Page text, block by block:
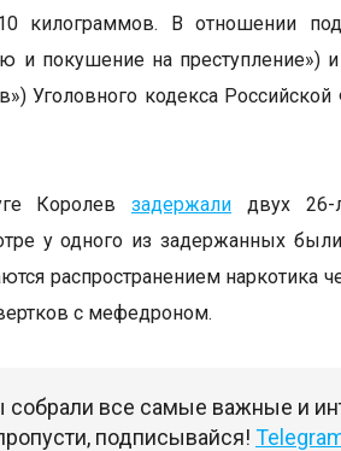
килограммов. В отношении
и покушение на преступление»)
Уголовного кодекса
Королев задержали двух 26-
у одного из задержанных
распространением наркотика
с мефедроном.
собрали все самые важные и
подписывайся!